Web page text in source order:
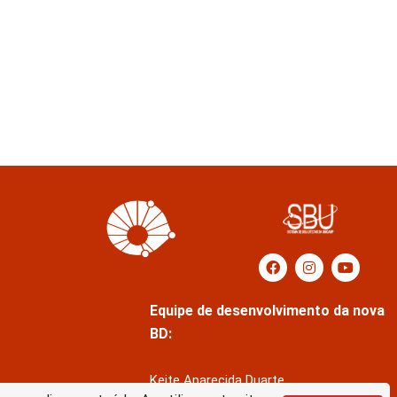
Equipe de desenvolvimento da nova
BD:
Keite Aparecida Duarte